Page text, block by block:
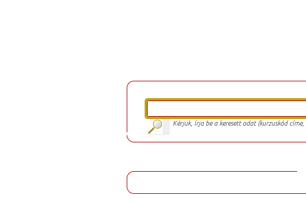
Kérjük, írja be a keresett adat (kurzuskód